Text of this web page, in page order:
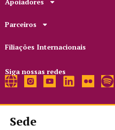
Apoiadores
Parceiros
Filiações Internacionais
Siga nossas redes
Sede